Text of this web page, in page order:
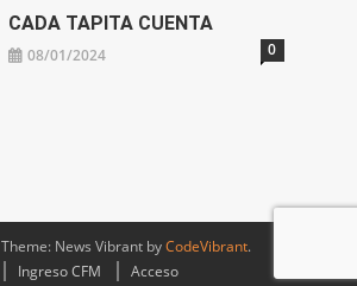
CADA TAPITA CUENTA
08/01/2024 0
Theme: News Vibrant byCodeVibrant.
Ingreso CFM
Acceso